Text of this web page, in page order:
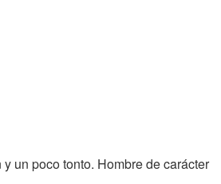
un poco tonto. Hombre de carácter